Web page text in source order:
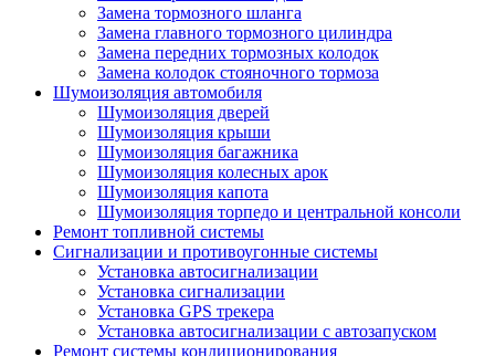
Замена тормозного шланга
Замена главного тормозного цилиндра
Замена передних тормозных колодок
Замена колодок стояночного тормоза
Шумоизоляция автомобиля
Шумоизоляция дверей
Шумоизоляция крыши
Шумоизоляция багажника
Шумоизоляция колесных арок
Шумоизоляция капота
Шумоизоляция торпедо и центральной консоли
Ремонт топливной системы
Сигнализации и противоугонные системы
Установка автосигнализации
Установка сигнализации
Установка GPS трекера
Установка автосигнализации с автозапуском
Ремонт системы кондиционирования